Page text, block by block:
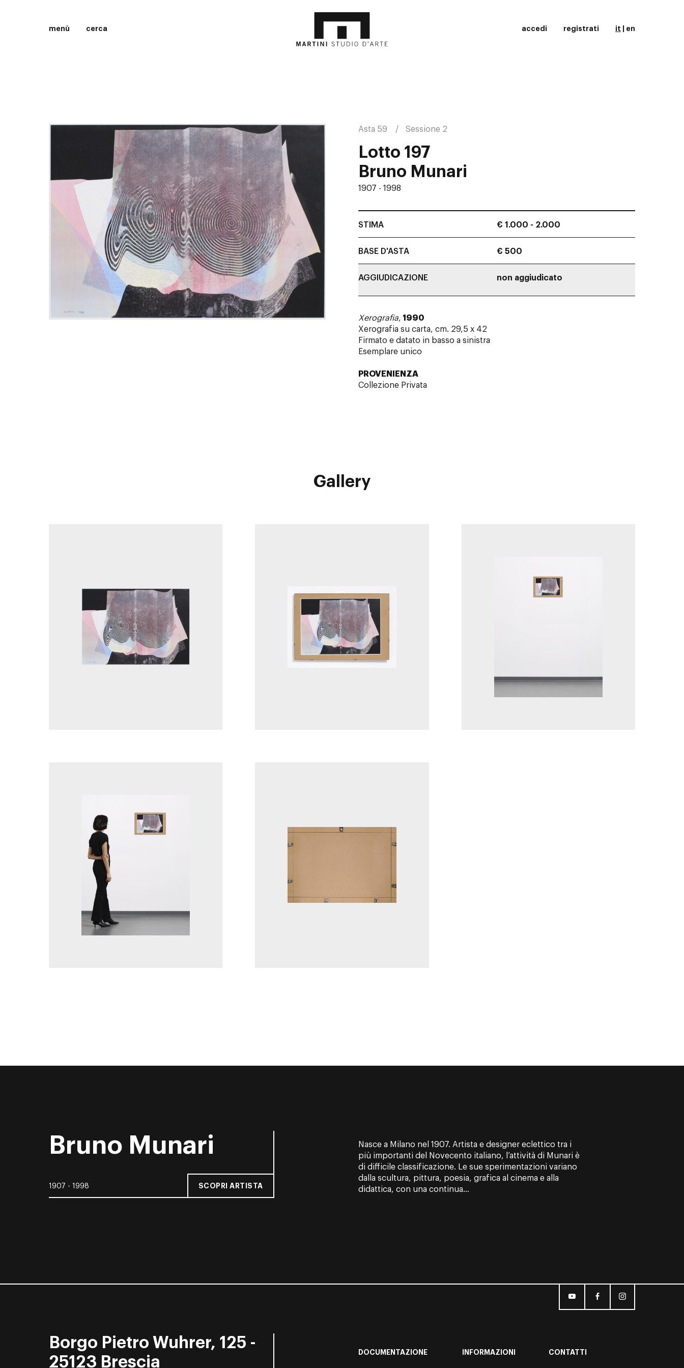
menù cerca accedi registrati it en
Asta 59 Sessione 2
Lotto 197
Bruno Munari
1907 - 1998
STIMA € 1.000 - 2.000
BASE D'ASTA € 500
AGGIUDICAZIONE non aggiudicato
Xerografia, 1990
Xerografia su carta, cm. 29,5 x 42
Firmato e datato in basso a sinistra
Esemplare unico
PROVENIENZA
Collezione Privata
Gallery
Bruno Munari
1907 - 1998 SCOPRI ARTISTA
Nasce a Milano nel 1907. Artista e designer eclettico tra i
più importanti del Novecento italiano, l’attività di Munari è
di difficile classificazione. Le sue sperimentazioni variano
dalla scultura, pittura, poesia, grafica al cinema e alla
didattica, con una continua...
Borgo Pietro Wuhrer, 125 -
25123 Brescia
DOCUMENTAZIONE INFORMAZIONI CONTATTI